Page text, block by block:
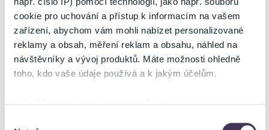
cookie pro uchování a přístup k informacím na vašem
zařízení, abychom vám mohli nabízet personalizované
reklamy a obsah, měření reklam a obsahu, náhled na
návštěvníky a vývoj produktů. Máte možnosti ohledně
toho, kdo vaše údaje používá a k jakým účelům.
15.8.2026
Trnava
16.8.2026
Martin